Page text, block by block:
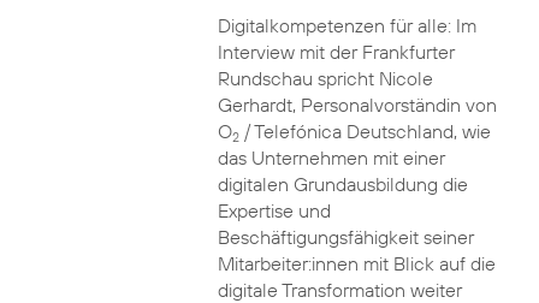
Digitalkompetenzen für alle: Im
Interview mit der Frankfurter
Rundschau spricht Nicole
Gerhardt, Personalvorständin von
O2/ Telefónica Deutschland, wie
das Unternehmen mit einer
digitalen Grundausbildung die
Expertise und
Beschäftigungsfähigkeit seiner
Mitarbeiter:innen mit Blick auf die
digitale Transformation weiter